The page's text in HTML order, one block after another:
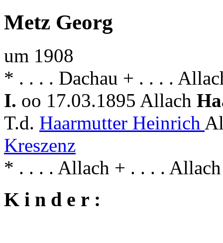
Metz Georg
um 1908
* . . . . Dachau + . . . .
I. oo 17.03.1895 Allach
T.d. Haarmutter Heinrich
Kreszenz
* . . . . Allach + . . . . Allach
K i n d e r :